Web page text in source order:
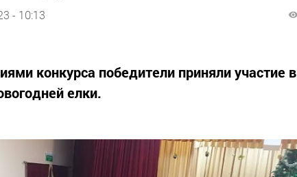
- 10:13
конкурса победители приняли участие в
елки.